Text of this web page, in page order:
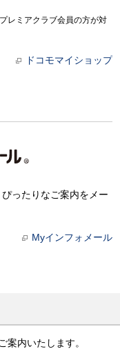
レミアクラブ会員の方が対
ドコモマイショップ
ったりなご案内をメー
Myインフォメール
案内いたします。